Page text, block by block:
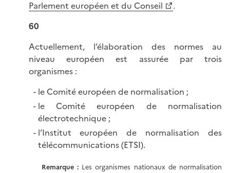
Parlement européen et du Conseil
.
60
Actuellement, l’élaboration des normes au
niveau européen est assurée par trois
organismes :
le Comité européen de normalisation ;
le Comité européen de normalisation
électrotechnique ;
l’Institut européen de normalisation des
télécommunications (ETSI).
Remarque : Les organismes nationaux de normalisation